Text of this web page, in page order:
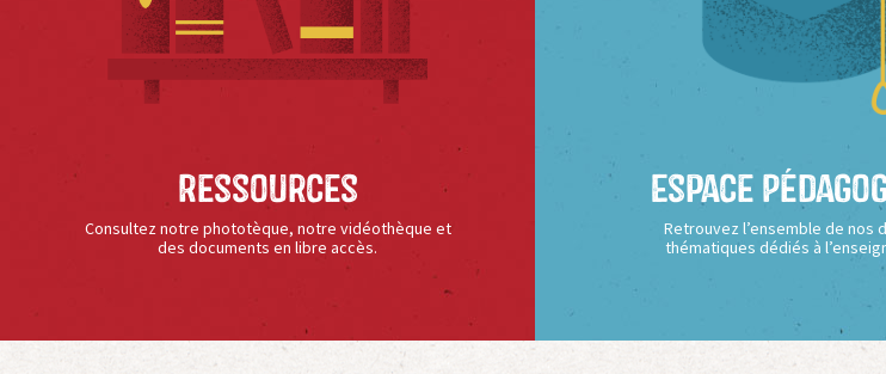
Ressources
Consultez notre phototèque, notre vidéothèque et
des documents en libre accès.
Espace
Retrouvez l’ensemble de nos
thématiques dédiés à